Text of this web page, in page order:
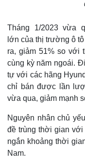
Thế giới
Quan sát
Cuộc sống đó đây
Tháng 1/2023 vừa
lớn của thị trường ô
ra, giảm 51% so với
cùng kỳ năm ngoái.
tự với các hãng
chỉ bán được lần
vừa qua, giảm mạnh
Nguyên nhân chủ
đề trùng thời gian với
ngắn khoảng thời
Nam.